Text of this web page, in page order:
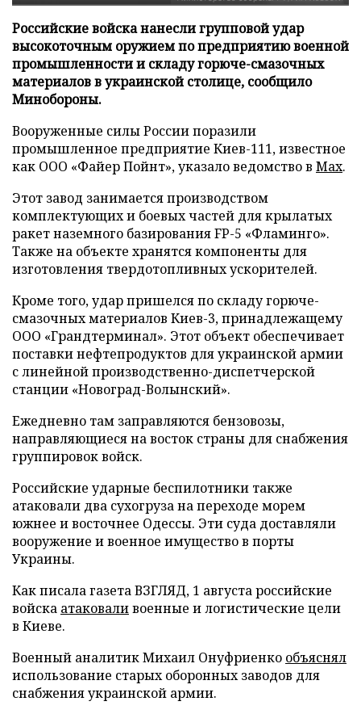
Российские войска нанесли групповой удар
высокоточным оружием по предприятию военной
промышленности и складу горюче-смазочных
материалов в украинской столице, сообщило
Минобороны.
Вооруженные силы России поразили
промышленное предприятие Киев-111, известное
как ООО «Файер Пойнт», указало ведомство в Max.
Этот завод занимается производством
комплектующих и боевых частей для крылатых
ракет наземного базирования FP-5 «Фламинго».
Также на объекте хранятся компоненты для
изготовления твердотопливных ускорителей.
Кроме того, удар пришелся по складу горюче-
смазочных материалов Киев-3, принадлежащему
ООО «Грандтерминал». Этот объект обеспечивает
поставки нефтепродуктов для украинской армии
с линейной производственно-диспетчерской
станции «Новоград-Волынский».
Ежедневно там заправляются бензовозы,
направляющиеся на восток страны для снабжения
группировок войск.
Российские ударные беспилотники также
атаковали два сухогруза на переходе морем
южнее и восточнее Одессы. Эти суда доставляли
вооружение и военное имущество в порты
Украины.
Как писала газета ВЗГЛЯД, 1 августа российские
войска атаковаливоенные и логистические цели
в Киеве.
Военный аналитик Михаил Онуфриенко объяснял
использование старых оборонных заводов для
снабжения украинской армии.